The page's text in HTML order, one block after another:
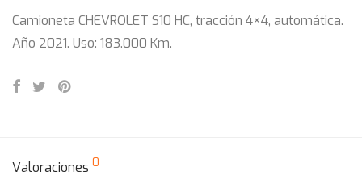
Camioneta CHEVROLET S10 HC, tracción 4×4, automática.
Año 2021. Uso: 183.000 Km.
Valoraciones 0